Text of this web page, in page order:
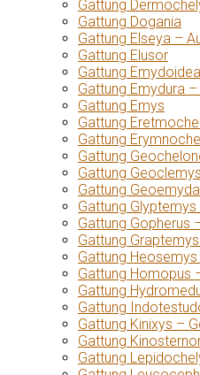
Gattung
Gattung Dogania
Gattung Elseya –
Gattung Elusor
Gattung Emydoidea
Gattung Emydura
Gattung Emys
Gattung
Gattung
Gattung
Gattung Geoclemys
Gattung
Gattung
Gattung Gopherus
Gattung
Gattung
Gattung Homopus
Gattung
Gattung
Gattung Kinixys –
Gattung
Gattung